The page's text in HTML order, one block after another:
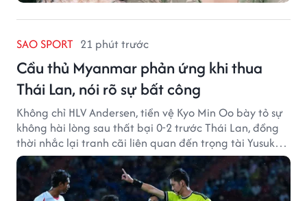
SAO SPORT 21 phút trước
Cầu thủ Myanmar phản ứng khi thua
Thái Lan, nói rõ sự bất công
Không chỉ HLV Andersen, tiền vệ Kyo Min Oo bày tỏ sự
không hài lòng sau thất bại 0-2 trước Thái Lan, đồng
thời nhắc lại tranh cãi liên quan đến trọng tài Yusuke
Ohashi.